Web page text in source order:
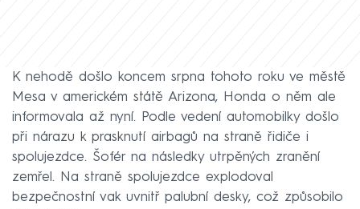
K nehodě došlo koncem srpna tohoto roku ve městě
Mesa v americkém státě Arizona, Honda o něm ale
informovala až nyní. Podle vedení automobilky došlo
při nárazu k prasknutí airbagů na straně řidiče i
spolujezdce. Šofér na následky utrpěných zranění
zemřel. Na straně spolujezdce explodoval
bezpečnostní vak uvnitř palubní desky, což způsobilo